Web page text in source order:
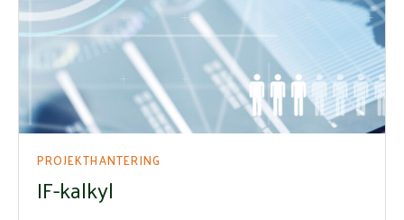
PROJEKTHANTERING
IF-kalkyl